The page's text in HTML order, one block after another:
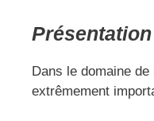
Présentation
Dans le domaine
extrêmement